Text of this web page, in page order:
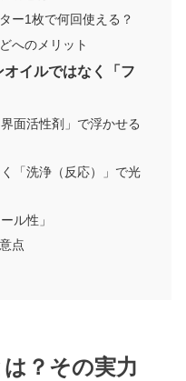
ー1枚で何回使える？
へのメリット
オイルではなく「フ
面活性剤」で浮かせる
「洗浄（反応）」で光
ル性」
点
？その実力